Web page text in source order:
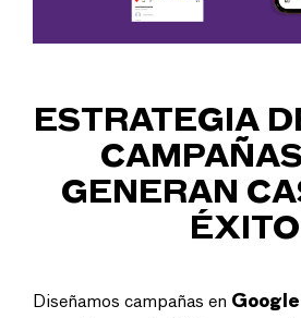
ESTRATEGIA
GENERAN
ÉXITO
Diseñamos campañas en